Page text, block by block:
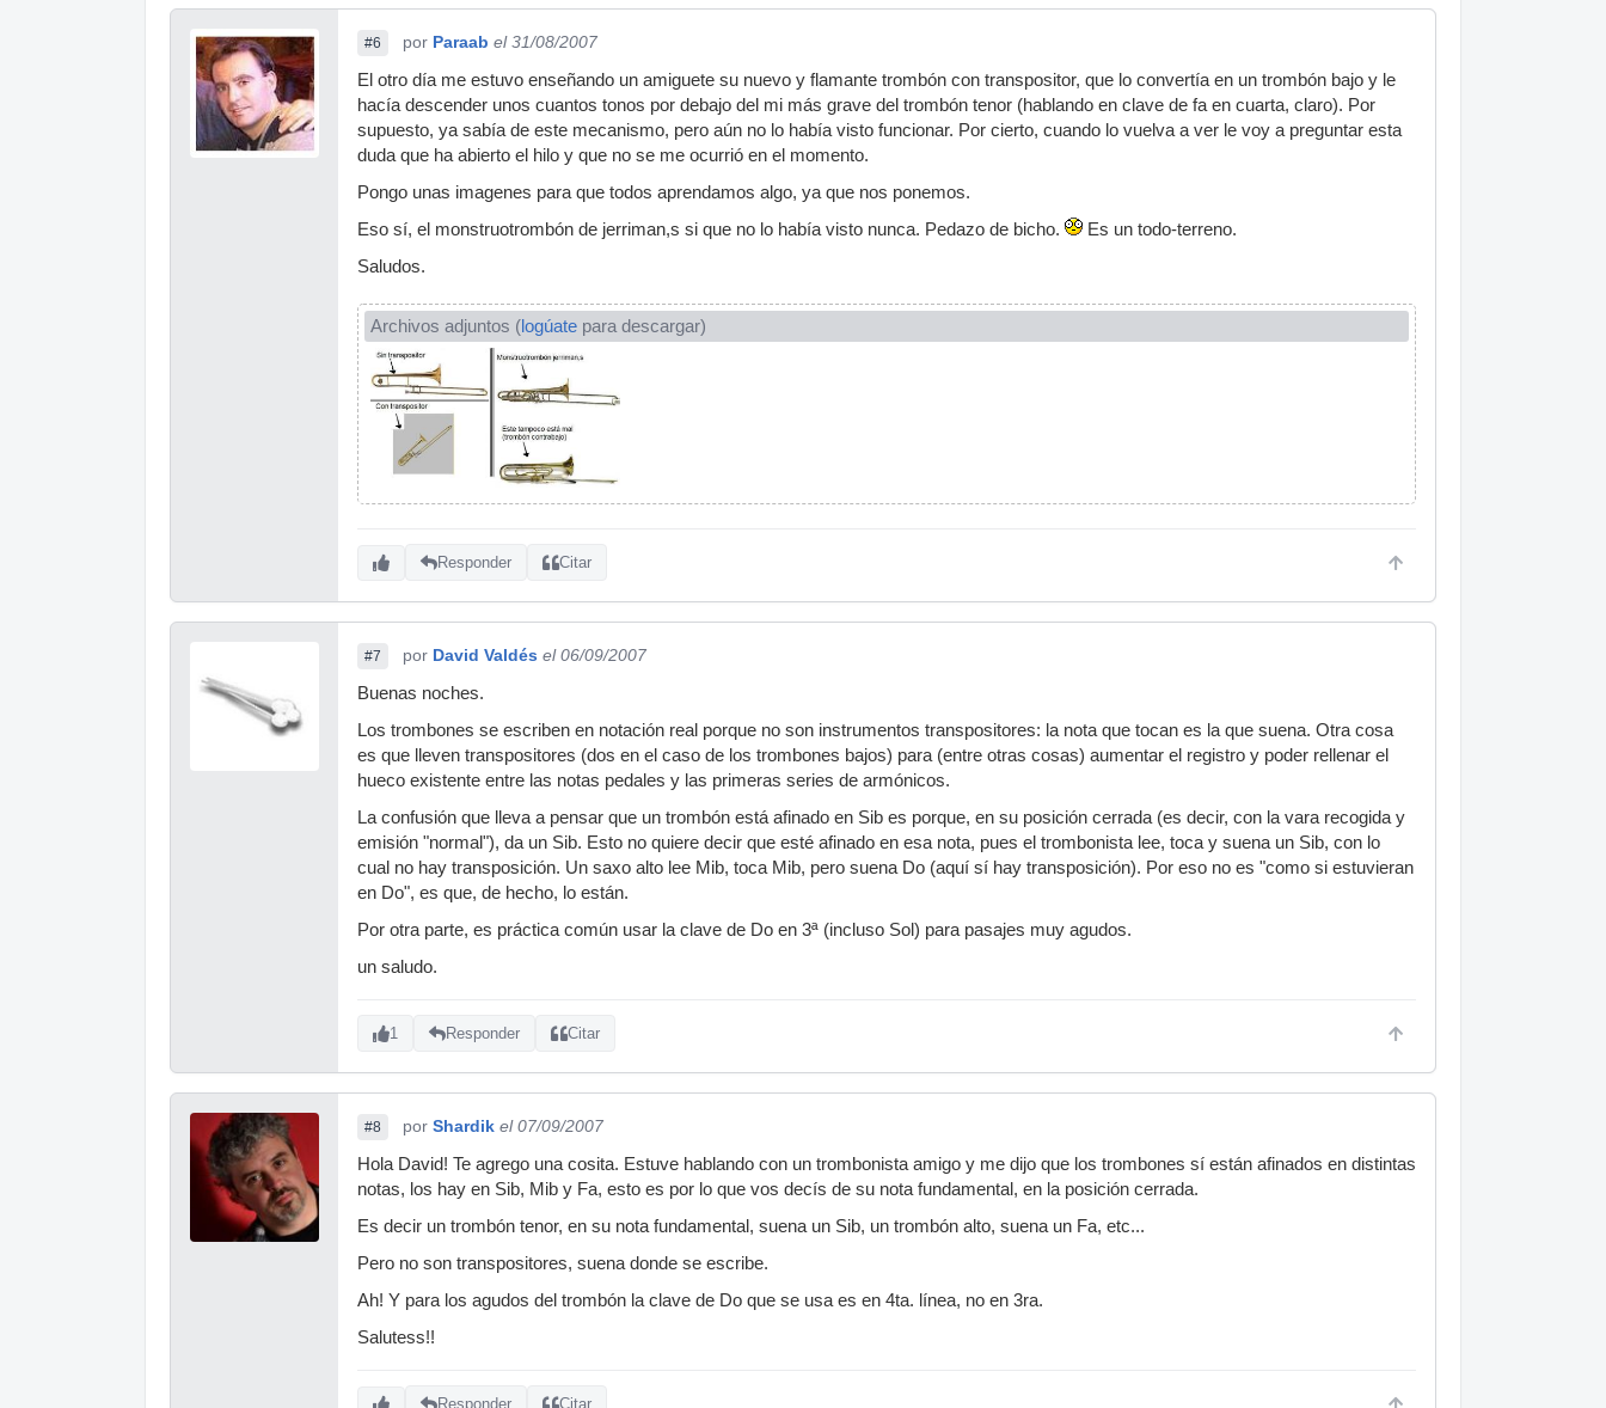
#6 por Paraab el 31/08/2007
El otro día me estuvo enseñando un amiguete su nuevo y flamante trombón con transpositor, que lo convertía en un trombón bajo y le
hacía descender unos cuantos tonos por debajo del mi más grave del trombón tenor (hablando en clave de fa en cuarta, claro). Por
supuesto, ya sabía de este mecanismo, pero aún no lo había visto funcionar. Por cierto, cuando lo vuelva a ver le voy a preguntar esta
duda que ha abierto el hilo y que no se me ocurrió en el momento.
Pongo unas imagenes para que todos aprendamos algo, ya que nos ponemos.
Eso sí, el monstruotrombón de jerriman,s si que no lo había visto nunca. Pedazo de bicho.
Es un todo-terreno.
Saludos.
Archivos adjuntos (logúate para descargar)
Responder Citar
#7 por David Valdés el 06/09/2007
Buenas noches.
Los trombones se escriben en notación real porque no son instrumentos transpositores: la nota que tocan es la que suena. Otra cosa
es que lleven transpositores (dos en el caso de los trombones bajos) para (entre otras cosas) aumentar el registro y poder rellenar el
hueco existente entre las notas pedales y las primeras series de armónicos.
La confusión que lleva a pensar que un trombón está afinado en Sib es porque, en su posición cerrada (es decir, con la vara recogida y
emisión "normal"), da un Sib. Esto no quiere decir que esté afinado en esa nota, pues el trombonista lee, toca y suena un Sib, con lo
cual no hay transposición. Un saxo alto lee Mib, toca Mib, pero suena Do (aquí sí hay transposición). Por eso no es "como si estuvieran
en Do", es que, de hecho, lo están.
Por otra parte, es práctica común usar la clave de Do en 3ª (incluso Sol) para pasajes muy agudos.
un saludo.
1 Responder Citar
#8 por Shardik el 07/09/2007
Hola David! Te agrego una cosita. Estuve hablando con un trombonista amigo y me dijo que los trombones sí están afinados en distintas
notas, los hay en Sib, Mib y Fa, esto es por lo que vos decís de su nota fundamental, en la posición cerrada.
Es decir un trombón tenor, en su nota fundamental, suena un Sib, un trombón alto, suena un Fa, etc...
Pero no son transpositores, suena donde se escribe.
Ah! Y para los agudos del trombón la clave de Do que se usa es en 4ta. línea, no en 3ra.
Salutess!!
Responder Citar